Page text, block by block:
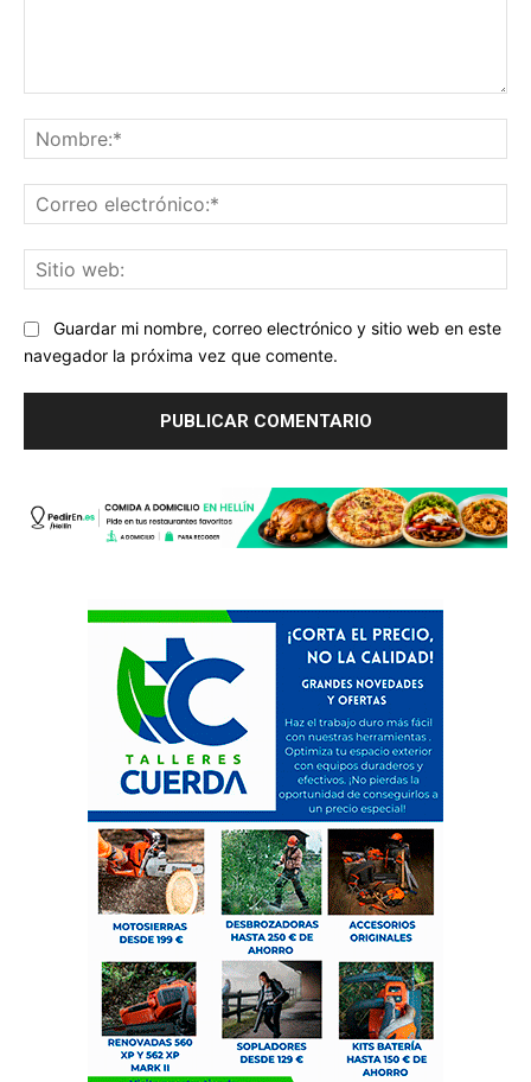
Guardar mi nombre, correo electrónico y sitio web en este
navegador la próxima vez que comente.